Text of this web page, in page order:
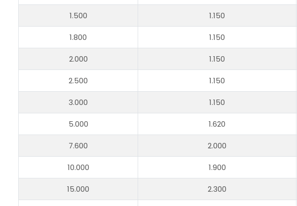
1.500 1.150
1.800 1.150
2.000 1.150
2.500 1.150
3.000 1.150
5.000 1.620
7.600 2.000
10.000 1.900
15.000 2.300